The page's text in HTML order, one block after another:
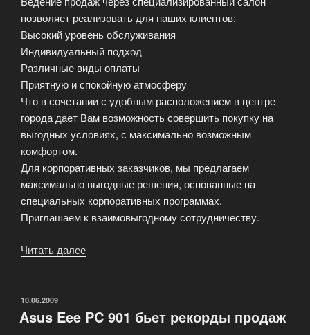
позволяет реализовать для наших клиентов:
Высокий уровень обслуживания
Индивидуальный подход
Различные виды оплаты
Приятную и спокойную атмосферу
Что в сочетании с удобным расположением в центре
города дает Вам возможность совершить покупку на
выгодных условиях, с максимально возможным
комфортом.
Для корпоративных заказчиков, мы предлагаем
максимально выгодные решения, основанные на
специальных корпоративных программах.
Приглашаем к взаимовыгодному сотрудничеству.
Читать далее
Санкт-
ОПУБЛИКОВАНО
10.06.2009
Asus Eee PC 901 бьет рекорды продаж